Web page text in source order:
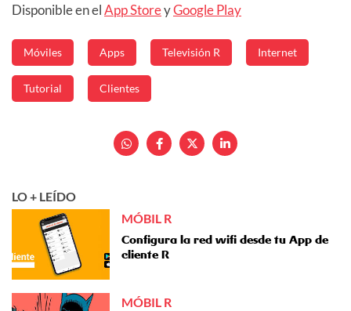
Disponible en elApp StoreyGoogle Play
Móviles Apps Televisión R Internet
Tutorial Clientes
LO + LEÍDO
MÓBIL R
Configura la red wifi desde tu App de
cliente R
MÓBIL R